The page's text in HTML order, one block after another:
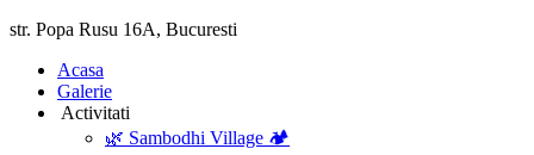
str. Popa Rusu 16A, Bucuresti
‎Acasa
Galerie
‎ ‎Activitati‎
🌿 Sambodhi Village 🏕️